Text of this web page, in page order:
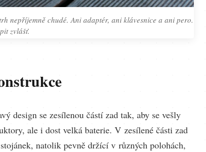
nepříjemně chudé. Ani adaptér, ani klávesnice a ani pero.
zvlášť.
design se zesílenou částí zad tak, aby se vešly
ale i dost velká baterie. V zesílené části zad
natolik pevně držící v různých polohách,